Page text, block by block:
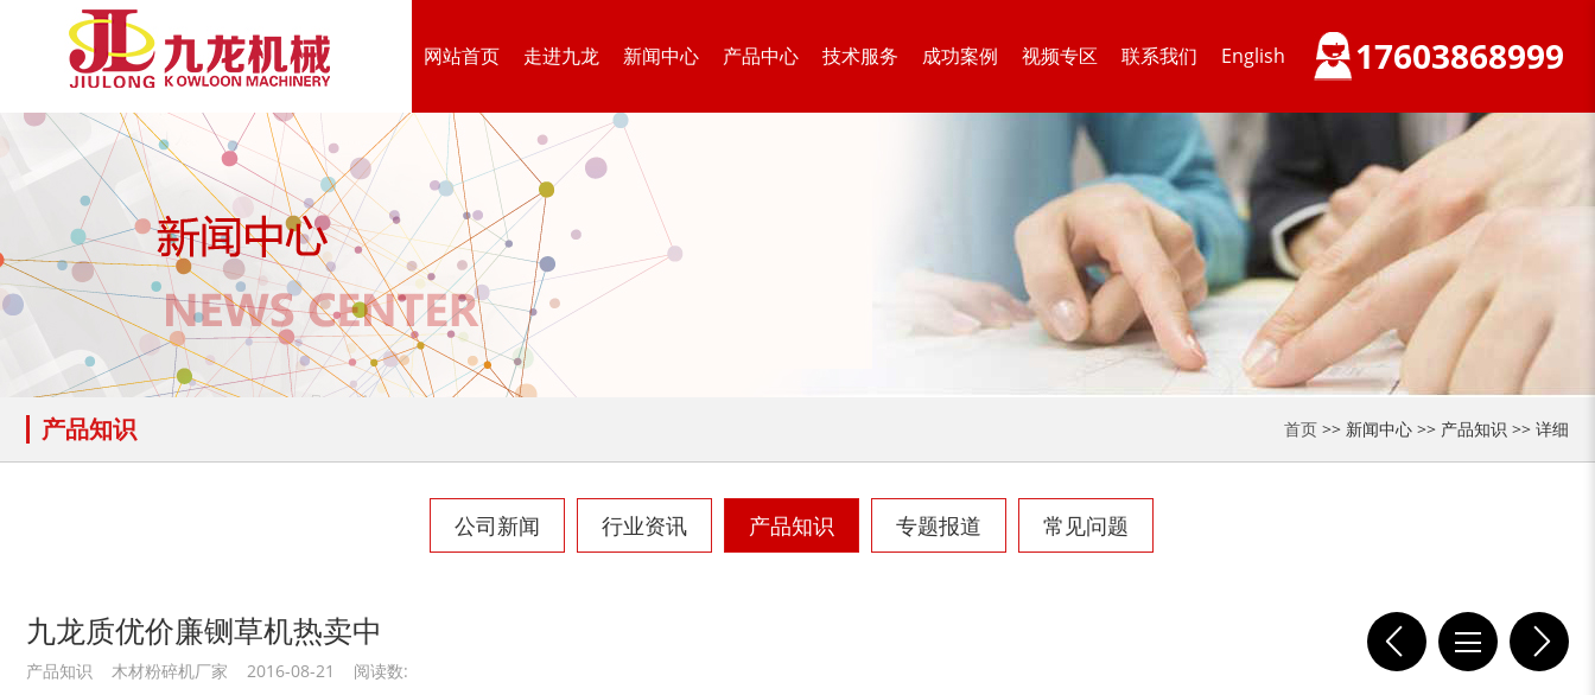
网站首页 走进九龙 新闻中心 产品中心 技术服务 成功案例 视频专区 联系我们 English 17603868999
产品知识 首页 >> 新闻中心 >> 产品知识 >> 详细
公司新闻 行业资讯 产品知识 专题报道 常见问题
九龙质优价廉铡草机热卖中
产品知识 木材粉碎机厂家 2016-08-21 阅读数:
木材切片机 大型木材粉碎机 金属撕碎机